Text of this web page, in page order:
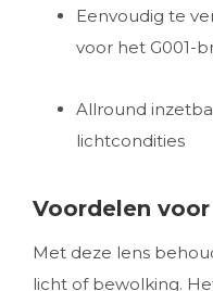
Eenvoudig te
voor het G001-
Allround
lichtcondities
Voordelen
Met deze lens
licht of bewolking.